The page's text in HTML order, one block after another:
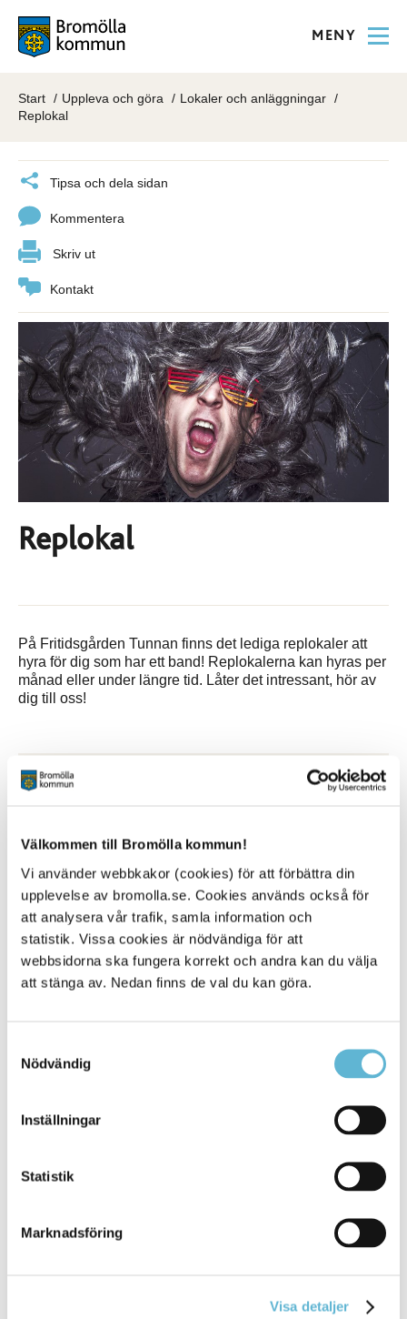
Välkommen till Bromölla kommun!
Vi använder webbkakor (cookies) för att förbättra din
upplevelse av bromolla.se. Cookies används också för
att analysera vår trafik, samla information och
statistik. Vissa cookies är nödvändiga för att
webbsidorna ska fungera korrekt och andra kan du välja
att stänga av. Nedan finns de val du kan göra.
Nödvändig
Inställningar
Statistik
Marknadsföring
Visa detaljer
MENY
Start Uppleva och göra
Lokaler och anläggningar
Replokal
Tipsa och dela sidan
Kommentera
Skriv ut
Kontakt
Replokal
På Fritidsgården Tunnan finns det lediga replokaler att
hyra för dig som har ett band! Replokalerna kan hyras per
månad eller under längre tid. Låter det intressant, hör av
dig till oss!
Kontakt
0456-82 25 09
(SMS0709-23 31 52)
jenny.ahlgren@bromolla.se